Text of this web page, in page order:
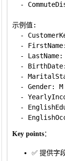
-
示例值:
-
-
-
-
-
  - Gender: M
-
-
Key points：
✅ 提供字